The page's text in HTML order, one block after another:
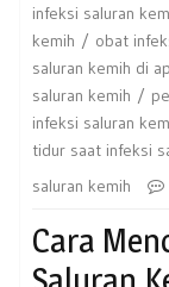
infeksi saluran
kemih
obat
saluran kemih di
saluran kemih
infeksi saluran
tidur saat infeksi
saluran kemih
Cara